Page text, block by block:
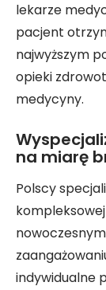
lekarze
pacjent
najwyższym
opieki
medycyny.
na miarę
Polscy
indywidualne